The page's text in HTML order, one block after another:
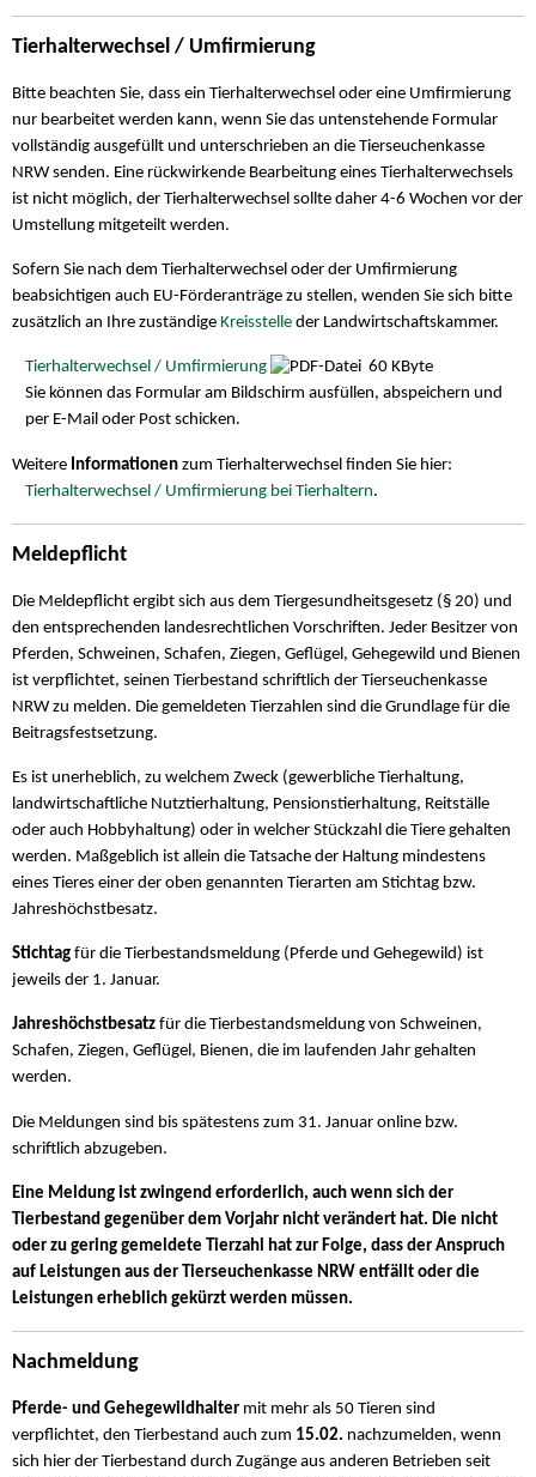
Tierhalterwechsel / Umfirmierung
Bitte beachten Sie, dass ein Tierhalterwechsel oder eine Umfirmierung
nur bearbeitet werden kann, wenn Sie das untenstehende Formular
vollständig ausgefüllt und unterschrieben an die Tierseuchenkasse
NRW senden. Eine rückwirkende Bearbeitung eines Tierhalterwechsels
ist nicht möglich, der Tierhalterwechsel sollte daher 4-6 Wochen vor der
Umstellung mitgeteilt werden.
Sofern Sie nach dem Tierhalterwechsel oder der Umfirmierung
beabsichtigen auch EU-Förderanträge zu stellen, wenden Sie sich bitte
zusätzlich an Ihre zuständige Kreisstelle der Landwirtschaftskammer.
Tierhalterwechsel / Umfirmierung
60 KByte
Sie können das Formular am Bildschirm ausfüllen, abspeichern und
per E-Mail oder Post schicken.
Weitere Informationen zum Tierhalterwechsel finden Sie hier:
Tierhalterwechsel / Umfirmierung bei Tierhaltern.
Meldepflicht
Die Meldepflicht ergibt sich aus dem Tiergesundheitsgesetz (§ 20) und
den entsprechenden landesrechtlichen Vorschriften. Jeder Besitzer von
Pferden, Schweinen, Schafen, Ziegen, Geflügel, Gehegewild und Bienen
ist verpflichtet, seinen Tierbestand schriftlich der Tierseuchenkasse
NRW zu melden. Die gemeldeten Tierzahlen sind die Grundlage für die
Beitragsfestsetzung.
Es ist unerheblich, zu welchem Zweck (gewerbliche Tierhaltung,
landwirtschaftliche Nutztierhaltung, Pensionstierhaltung, Reitställe
oder auch Hobbyhaltung) oder in welcher Stückzahl die Tiere gehalten
werden. Maßgeblich ist allein die Tatsache der Haltung mindestens
eines Tieres einer der oben genannten Tierarten am Stichtag bzw.
Jahreshöchstbesatz.
Stichtag für die Tierbestandsmeldung (Pferde und Gehegewild) ist
jeweils der 1. Januar.
Jahreshöchstbesatz für die Tierbestandsmeldung von Schweinen,
Schafen, Ziegen, Geflügel, Bienen, die im laufenden Jahr gehalten
werden.
Die Meldungen sind bis spätestens zum 31. Januar online bzw.
schriftlich abzugeben.
Eine Meldung ist zwingend erforderlich, auch wenn sich der
Tierbestand gegenüber dem Vorjahr nicht verändert hat. Die nicht
oder zu gering gemeldete Tierzahl hat zur Folge, dass der Anspruch
auf Leistungen aus der Tierseuchenkasse NRW entfällt oder die
Leistungen erheblich gekürzt werden müssen.
Nachmeldung
Pferde- und Gehegewildhalter mit mehr als 50 Tieren sind
verpflichtet, den Tierbestand auch zum 15.02. nachzumelden, wenn
sich hier der Tierbestand durch Zugänge aus anderen Betrieben seit